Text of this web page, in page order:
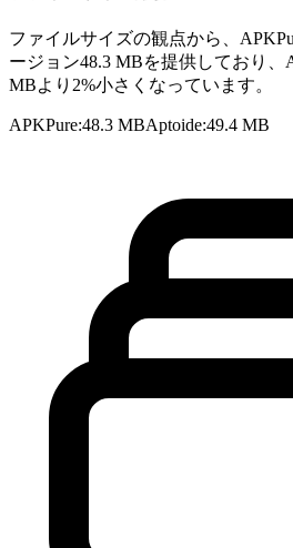
ファイルサイズの観点から、
ージョン48.3 MBを提供しており、
MBより2%小さくなっています。
APKPure:48.3 MBAptoide:49.4 MB